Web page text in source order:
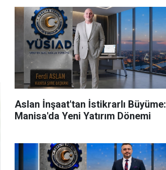
Aslan İnşaat'tan İstikrarlı Büyüme:
Manisa'da Yeni Yatırım Dönemi